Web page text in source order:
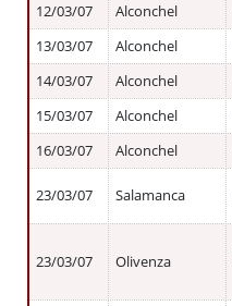
12/03/07 Alconchel
13/03/07
Alconchel
14/03/07
Alconchel
15/03/07
Alconchel
16/03/07
Alconchel
23/03/07 Salamanca
23/03/07 Olivenza